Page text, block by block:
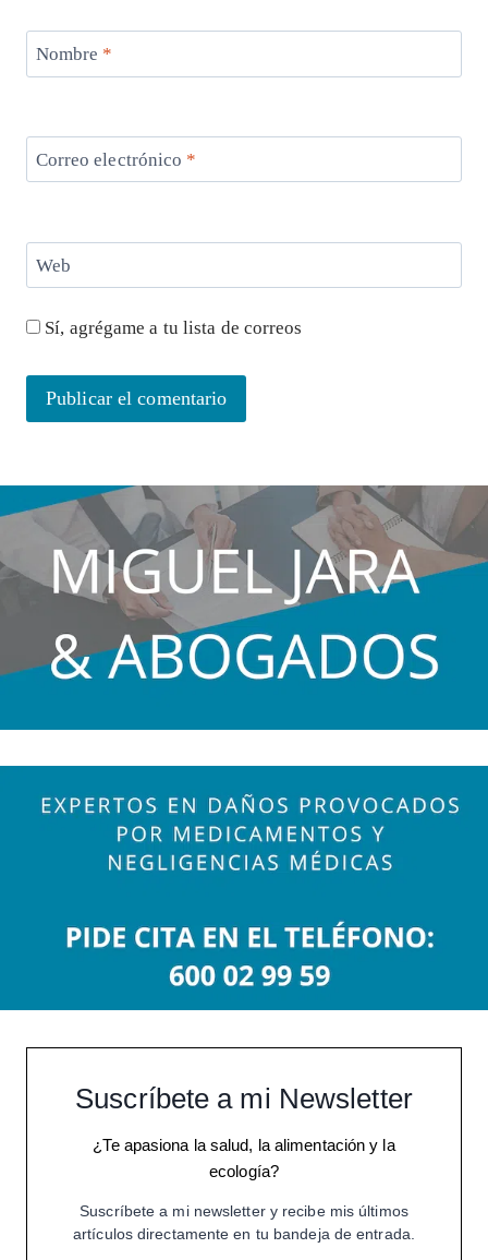
Nombre *
Correo electrónico *
Web
Sí, agrégame a tu lista de correos
Suscríbete a mi Newsletter
¿Te apasiona la salud, la alimentación y la
ecología?
Suscríbete a mi newsletter y recibe mis últimos
artículos directamente en tu bandeja de entrada.